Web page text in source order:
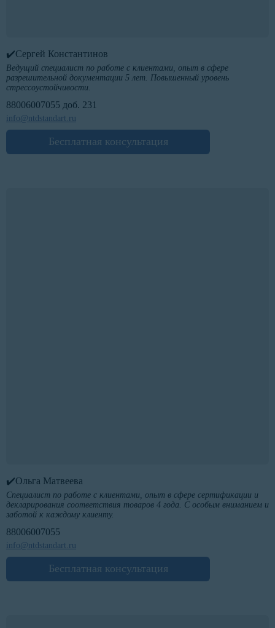
✔️Сергей Константинов
Ведущий специалист по работе с клиентами, опыт в сфере
разрешительной документации 5 лет. Повышенный уровень
стрессоустойчивости.
88006007055 доб. 231
info@ntdstandart.ru
Бесплатная консультация
✔️Ольга Матвеева
Специалист по работе с клиентами, опыт в сфере сертификации и
декларирования соответствия товаров 4 года. С особым вниманием и
заботой к каждому клиенту.
88006007055
info@ntdstandart.ru
Бесплатная консультация